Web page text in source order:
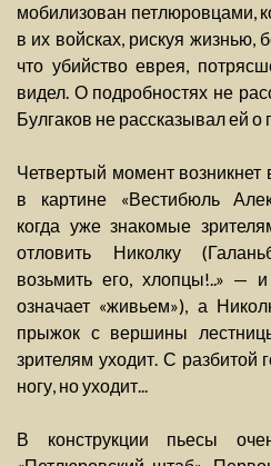
мобилизован петлюровцами,
в их войсках, рискуя жизнью,
что убийство еврея,
видел. О подробностях не
Булгаков не рассказывал ей о
Четвертый момент
в картине «Вестибюль
когда уже знакомые
отловить Николку
возьмить его, хлопцы!..» —
означает «живьем»), а
прыжок с вершины
зрителям уходит. С разбитой
ногу, но уходит...
В конструкции пьесы